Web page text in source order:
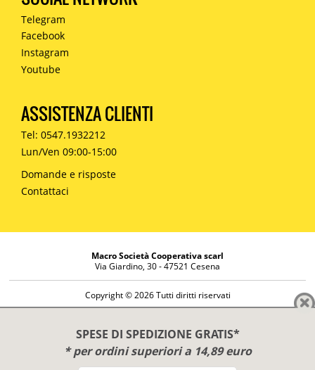
SPESE DI SPEDIZIONE GRATIS*
* per ordini superiori a 14,89 euro
Telegram
Facebook
Instagram
Youtube
ASSISTENZA CLIENTI
Tel: 0547.1932212
Lun/Ven 09:00-15:00
Domande e risposte
Contattaci
Macro Società Cooperativa scarl
Via Giardino, 30 - 47521 Cesena
Copyright © 2026 Tutti diritti riservati
Diritto di reso
Privacy Policy